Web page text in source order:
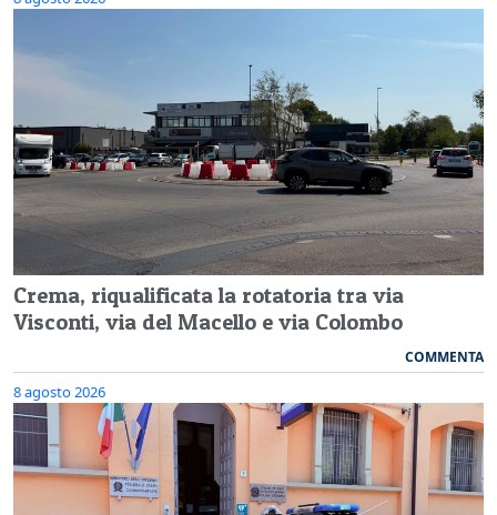
Crema, riqualificata la rotatoria tra via
Visconti, via del Macello e via Colombo
COMMENTA
8 agosto 2026